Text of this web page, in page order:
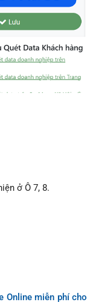
ở Ô 7, 8.
Online miễn phí cho